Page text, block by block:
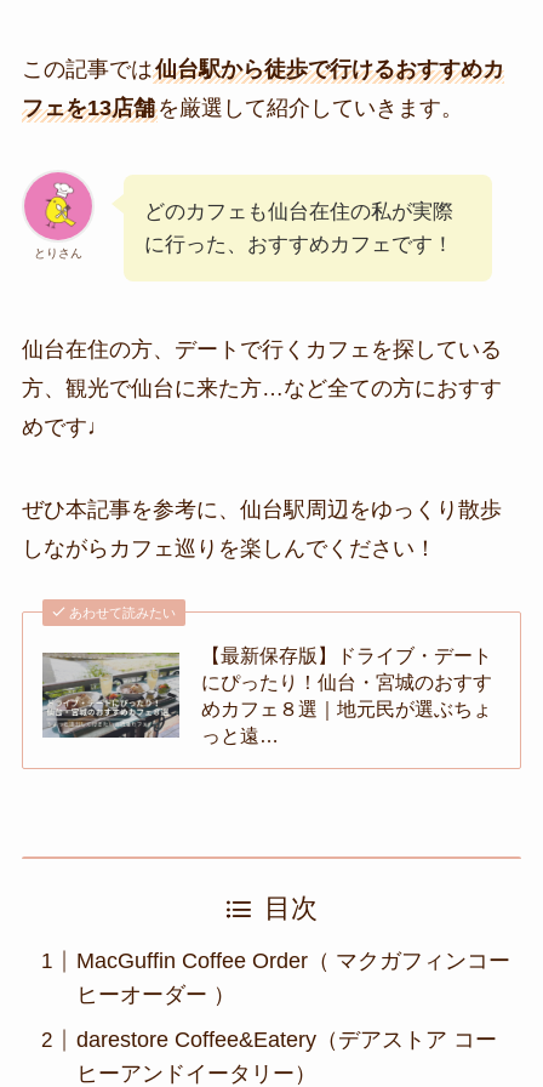
この記事では仙台駅から徒歩で行けるおすすめカ
フェを13店舗を厳選して紹介していきます。
とりさん
どのカフェも仙台在住の私が実際
に行った、おすすめカフェです！
仙台在住の方、デートで行くカフェを探している
方、観光で仙台に来た方…など全ての方におすす
めです♩
ぜひ本記事を参考に、仙台駅周辺をゆっくり散歩
しながらカフェ巡りを楽しんでください！
あわせて読みたい
【最新保存版】ドライブ・デート
にぴったり！仙台・宮城のおすす
めカフェ８選｜地元民が選ぶちょ
っと遠…
目次
MacGuffin Coffee Order（ マクガフィンコー
ヒーオーダー ）
darestore Coffee&Eatery（デアストア コー
ヒーアンドイータリー）